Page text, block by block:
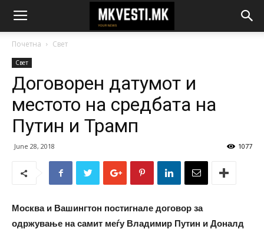
Почетна Свет
Свет
Договорен датумот и
местото на средбата на
Путин и Трамп
June 28, 2018 1077
Москва и Вашингтон постигнале договор за
одржување на самит меѓу Владимир Путин и Доналд